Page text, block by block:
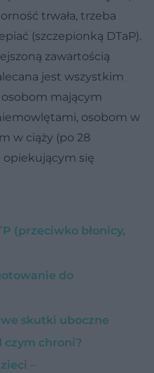
trwała, trzeba
(szczepionką DTaP).
zawartością
jest wszystkim
osobom mającym
osobom w
w ciąży (po 28
się
(przeciwko błonicy,
do
skutki uboczne
czym chroni?
–